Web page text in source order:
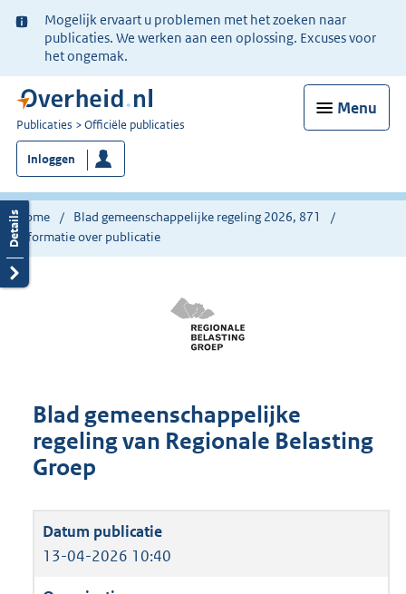
Ter
informatie:
Mogelijk ervaart u problemen met het zoeken naar
publicaties. We werken aan een oplossing. Excuses voor
het ongemak.
Menu
U
bent
nu
hier:
Publicaties Officiële publicaties
Inloggen
Home
Blad gemeenschappelijke regeling 2026, 871
Informatie over publicatie
Blad gemeenschappelijke
regeling van Regionale Belasting
Groep
13-04-2026 10:40